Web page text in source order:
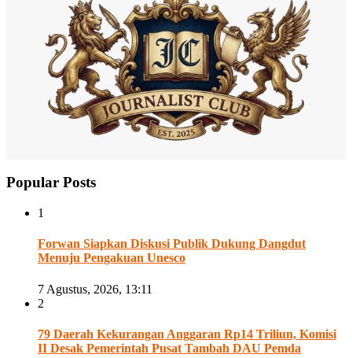
Popular Posts
1
Forwan Siapkan Diskusi Publik Dukung Dangdut
Menuju Pengakuan Unesco
7 Agustus, 2026, 13:11
2
79 Daerah Kekurangan Anggaran Rp14 Triliun, Komisi
II Desak Pemerintah Pusat Tambah DAU Pemda